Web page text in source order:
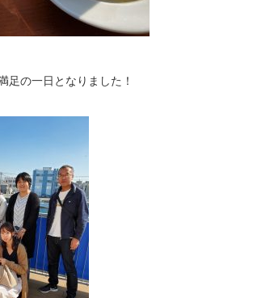
足の一日となりました！